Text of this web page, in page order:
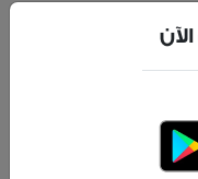
تلقائي للآية